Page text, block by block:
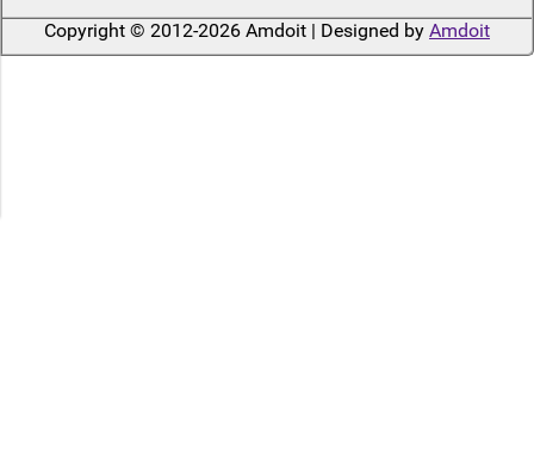
Copyright © 2012-2026 Amdoit | Designed by Amdoit